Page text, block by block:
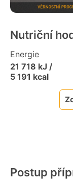
Nutriční
Energie
21 718 kJ /
5 191 kcal
Postup